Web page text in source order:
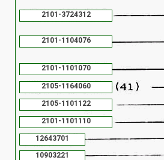
10903221
12643701
2101-1101070
2101-1101110
2101-1104076
2101-3724312
2105-1101122
2105-1164060